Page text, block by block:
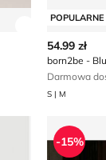
POPULARNE
54.99 zł
born2be -
Darmowa
S | M
casual
Bluzka
-15%